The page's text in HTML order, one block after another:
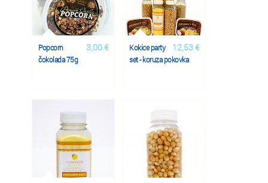
3,00 €
Popcorn
čokolada 75g
12,53 €
Kokice party
set - koruza pokovka